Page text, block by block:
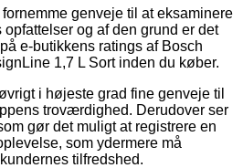
genveje til at eksaminere
og af den grund er det
e-butikkens ratings af Bosch
1,7 L Sort inden du køber.
i højeste grad fine genveje til
troværdighed. Derudover ser
gør det muligt at registrere en
som ydermere må
tilfredshed.